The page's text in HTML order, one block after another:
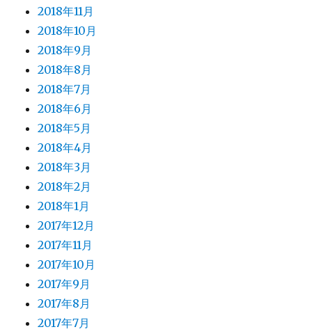
2018年11月
2018年10月
2018年9月
2018年8月
2018年7月
2018年6月
2018年5月
2018年4月
2018年3月
2018年2月
2018年1月
2017年12月
2017年11月
2017年10月
2017年9月
2017年8月
2017年7月